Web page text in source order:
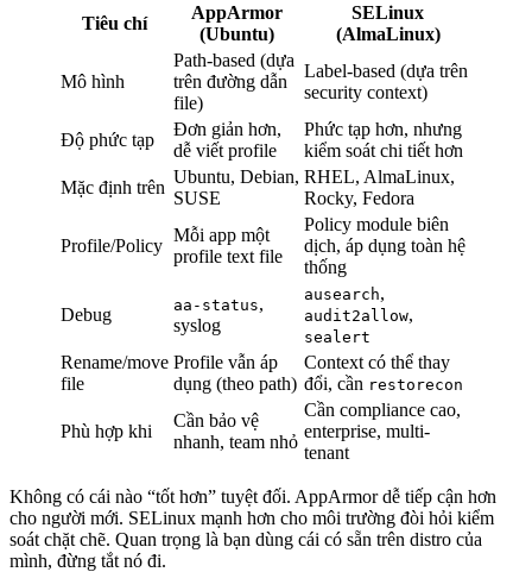
Tiêu chí
AppArmor
(Ubuntu)
SELinux
(AlmaLinux)
Mô hình
Path-based (dựa
trên đường dẫn
file)
Label-based (dựa trên
security context)
Độ phức tạp
Đơn giản hơn,
dễ viết profile
Phức tạp hơn, nhưng
kiểm soát chi tiết hơn
Mặc định trên
Ubuntu, Debian,
SUSE
RHEL, AlmaLinux,
Rocky, Fedora
Profile/Policy
Mỗi app một
profile text file
Policy module biên
dịch, áp dụng toàn hệ
thống
Debug aa-status,
syslog
ausearch,
audit2allow,
sealert
Rename/move
file
Profile vẫn áp
dụng (theo path)
Context có thể thay
đổi, cần restorecon
Phù hợp khi
Cần bảo vệ
nhanh, team nhỏ
Cần compliance cao,
enterprise, multi-
tenant
Không có cái nào “tốt hơn” tuyệt đối. AppArmor dễ tiếp cận hơn
cho người mới. SELinux mạnh hơn cho môi trường đòi hỏi kiểm
soát chặt chẽ. Quan trọng là bạn dùng cái có sẵn trên distro của
mình, đừng tắt nó đi.